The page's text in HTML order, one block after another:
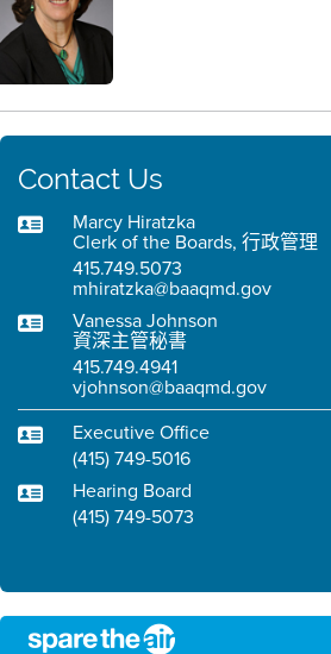
Contact Us
Marcy Hiratzka
Clerk of the Boards, 行政管理
415.749.5073
mhiratzka@baaqmd.gov
Vanessa Johnson
資深主管秘書
415.749.4941
vjohnson@baaqmd.gov
Executive Office
(415) 749-5016
Hearing Board
(415) 749-5073